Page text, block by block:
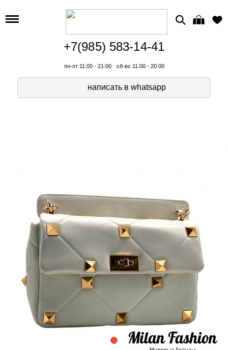
+7(985) 583-14-41
пн-пт 11:00 - 21:00 сб-вс 11:00 - 20:00
написать в whatsapp